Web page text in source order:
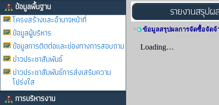
ข้อมูลพื้นฐาน
โครงสร้างและอำนาจหน้าที่
ข้อมูลผู้บริหาร
ข้อมูลการติดต่อและช่องทางการสอบถาม
ข่าวประชาสัมพันธ์
ข่าวประชาสัมพันธ์การส่งเสริมความ
โปร่งใส
การบริหารงาน
รายงานสรุป
ข้อมูลสรุปผลการจัดซื้อจัดจ้